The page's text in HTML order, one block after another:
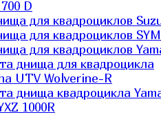
D
для квадроциклов
для квадроциклов SYM
для квадроциклов
днища для квадроцикла
UTV Wolverine-R
днища квадроцикла
1000R